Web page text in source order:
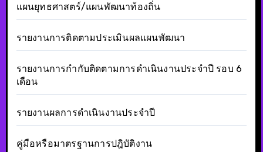
แผนยุทธศาสตร์/แผนพัฒนาท้องถิ่น
รายงานการติดตามประเมินผลแผนพัฒนา
รายงานการกำกับติดตามการดำเนินงานประจำปี รอบ 6
เดือน
รายงานผลการดำเนินงานประจำปี
คู่มือหรือมาตรฐานการปฎิบัติงาน